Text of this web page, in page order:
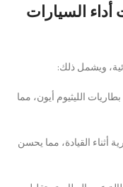
السيارات
ويشمل ذلك:
الليثيوم أيون، مما
أثناء القيادة، مما يحسن